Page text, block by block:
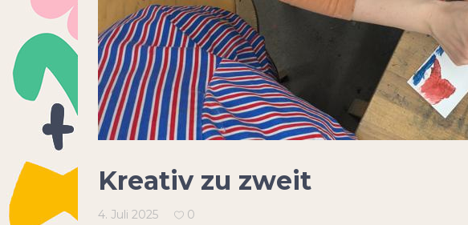
Kreativ zu zweit
4. Juli 2025 0